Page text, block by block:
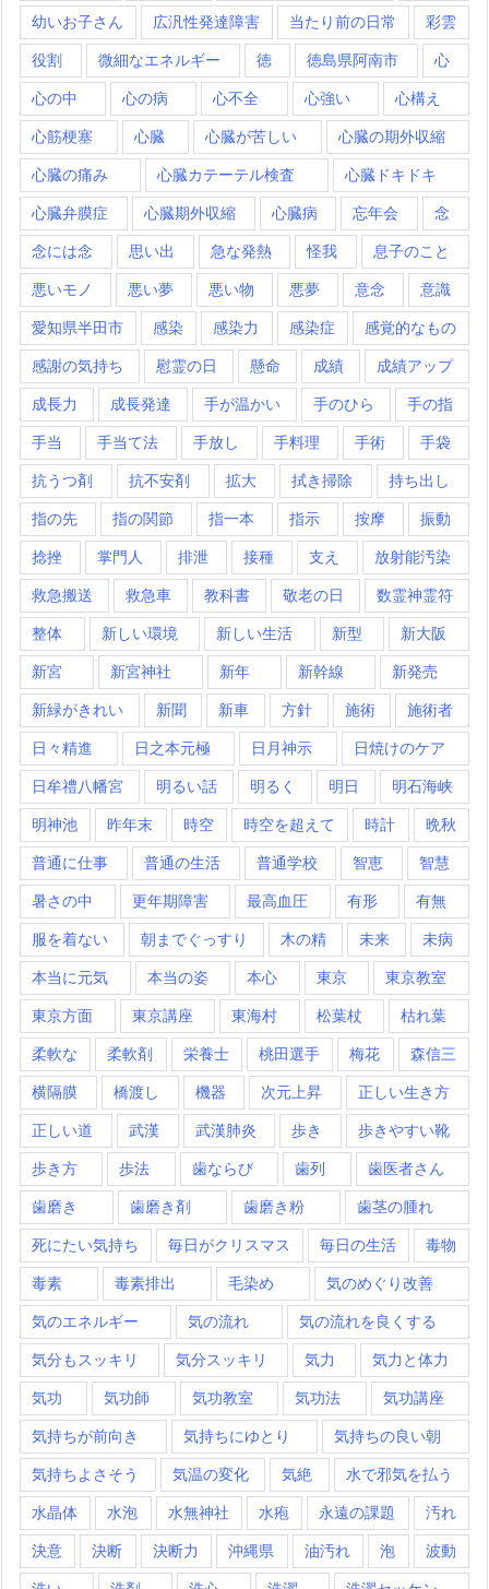
幼いお子さん 広汎性発達障害 当たり前の日常 彩雲
役割 微細なエネルギー 徳 徳島県阿南市 心
心の中 心の病 心不全 心強い 心構え
心筋梗塞 心臓 心臓が苦しい 心臓の期外収縮
心臓の痛み 心臓カテーテル検査 心臓ドキドキ
心臓弁膜症 心臓期外収縮 心臓病 忘年会 念
念には念 思い出 急な発熱 怪我 息子のこと
悪いモノ 悪い夢 悪い物 悪夢 意念 意識
愛知県半田市 感染 感染力 感染症 感覚的なもの
感謝の気持ち 慰霊の日 懸命 成績 成績アップ
成長力 成長発達 手が温かい 手のひら 手の指
手当 手当て法 手放し 手料理 手術 手袋
抗うつ剤 抗不安剤 拡大 拭き掃除 持ち出し
指の先 指の関節 指一本 指示 按摩 振動
捻挫 掌門人 排泄 接種 支え 放射能汚染
救急搬送 救急車 教科書 敬老の日 数霊神霊符
整体 新しい環境 新しい生活 新型 新大阪
新宮 新宮神社 新年 新幹線 新発売
新緑がきれい 新聞 新車 方針 施術 施術者
日々精進 日之本元極 日月神示 日焼けのケア
日牟禮八幡宮 明るい話 明るく 明日 明石海峡
明神池 昨年末 時空 時空を超えて 時計 晩秋
普通に仕事 普通の生活 普通学校 智恵 智慧
暑さの中 更年期障害 最高血圧 有形 有無
服を着ない 朝までぐっすり 木の精 未来 未病
本当に元気 本当の姿 本心 東京 東京教室
東京方面 東京講座 東海村 松葉杖 枯れ葉
柔軟な 柔軟剤 栄養士 桃田選手 梅花 森信三
横隔膜 橋渡し 機器 次元上昇 正しい生き方
正しい道 武漢 武漢肺炎 歩き 歩きやすい靴
歩き方 歩法 歯ならび 歯列 歯医者さん
歯磨き 歯磨き剤 歯磨き粉 歯茎の腫れ
死にたい気持ち 毎日がクリスマス 毎日の生活 毒物
毒素 毒素排出 毛染め 気のめぐり改善
気のエネルギー 気の流れ 気の流れを良くする
気分もスッキリ 気分スッキリ 気力 気力と体力
気功 気功師 気功教室 気功法 気功講座
気持ちが前向き 気持ちにゆとり 気持ちの良い朝
気持ちよさそう 気温の変化 気絶 水で邪気を払う
水晶体 水泡 水無神社 水疱 永遠の課題 汚れ
決意 決断 決断力 沖縄県 油汚れ 泡 波動